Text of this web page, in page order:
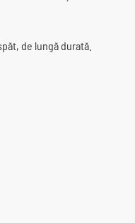
de lungă durată.